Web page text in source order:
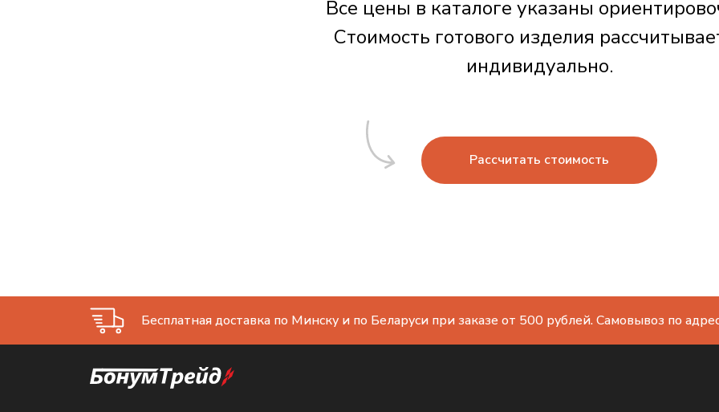
Все цены в каталоге указаны
Стоимость готового изделия
индивидуально.
Рассчитать стоимость
Бесплатная доставка по Минску и по Беларуси при заказе от 500 рублей. Самовывоз по